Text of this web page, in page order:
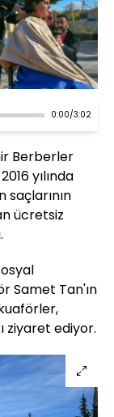
0:00/3:02
Berberler
yılında
ücretsiz
Samet Tan'ın
ziyaret ediyor.